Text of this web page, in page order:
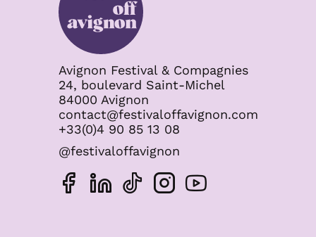
Avignon Festival & Compagnies
24, boulevard Saint-Michel
84000 Avignon
contact@festivaloffavignon.com
+33(0)4 90 85 13 08
@festivaloffavignon